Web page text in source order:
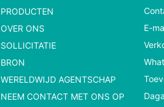
PRODUCTEN
OVER ONS
SOLLICITATIE
BRON
WERELDWIJD AGENTSCHAP
NEEM CONTACT MET ONS OP
E-